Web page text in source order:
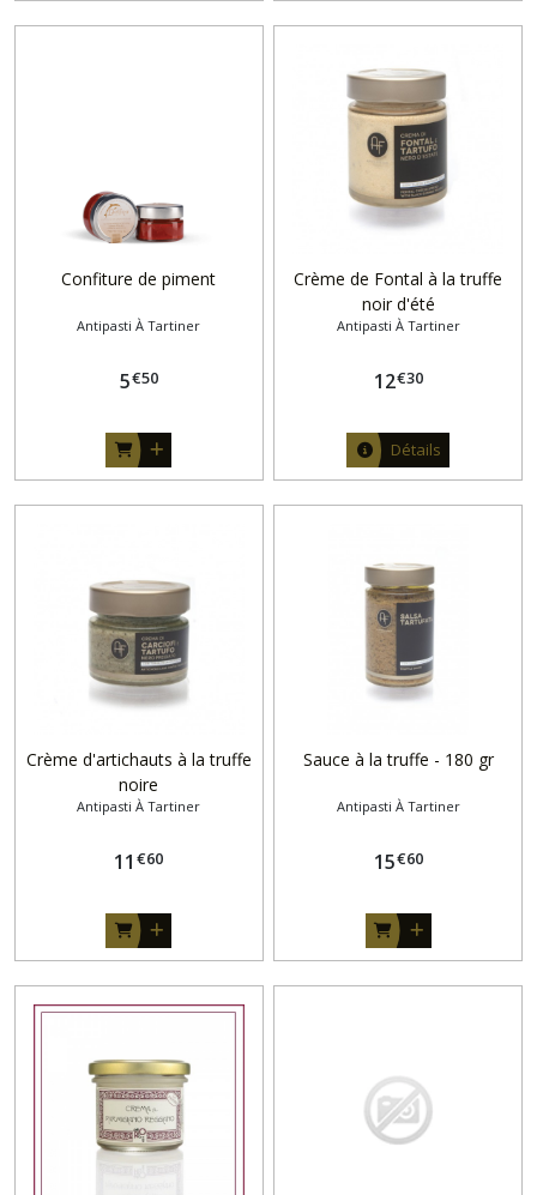
Confiture de piment
Antipasti À Tartiner
5€50
Crème de Fontal à la truffe
noir d'été
Antipasti À Tartiner
12€30
Détails
Crème d'artichauts à la truffe
noire
Antipasti À Tartiner
11 €60
Sauce à la truffe - 180 gr
Antipasti À Tartiner
15€60